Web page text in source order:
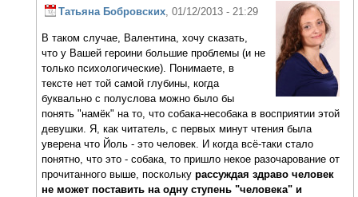
Татьяна Бобровских, 01/12/2013 - 21:29
В таком случае, Валентина, хочу сказать,
что у Вашей героини большие проблемы (и не
только психологические). Понимаете, в
тексте нет той самой глубины, когда
буквально с полуслова можно было бы
понять "намёк" на то, что собака-несобака в восприятии этой
девушки. Я, как читатель, с первых минут чтения была
уверена что Йоль - это человек. И когда всё-таки стало
понятно, что это - собака, то пришло некое разочарование от
прочитанного выше, посколькурассуждая здраво человек
не может поставить на одну ступень "человека" и